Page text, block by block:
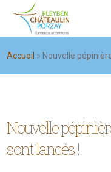
Accueil » Nouvelle
Nouvelle
sont lancés !